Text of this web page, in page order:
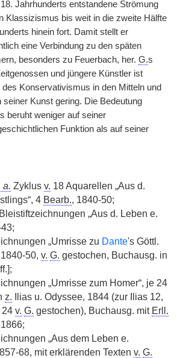
Jahrhunderts entstandene Strömung
Klassizismus bis weit in die zweite Hälfte
hinein fort. Damit stellt er
eine Verbindung zu den späten
besonders zu Feuerbach, her. G.s
und jüngere Künstler ist
des Konservativismus in den Mitteln und
seiner Kunst gering. Die Bedeutung
beruht weniger auf seiner
Funktion als auf seiner
a. Zyklus v. 18 Aquarellen „Aus d.
4 Bearb., 1840-50;
„Aus d. Leben e.
„Umrisse zu Dante's Göttl.
50, v. G. gestochen, Buchausg. in
„Umrisse zum Homer“, je 24
z. Ilias u. Odyssee, 1844 (zur Ilias 12,
24 v. G. gestochen), Buchausg. mit Erll.
„Aus dem Leben e.
68, mit erklärenden Texten v. G.